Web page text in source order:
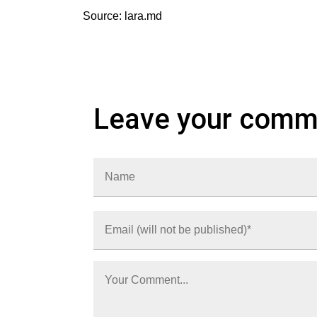
Source: lara.md
Leave your